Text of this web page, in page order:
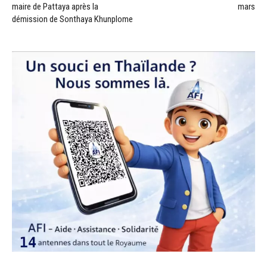
maire de Pattaya après la
démission de Sonthaya Khunplome
mars